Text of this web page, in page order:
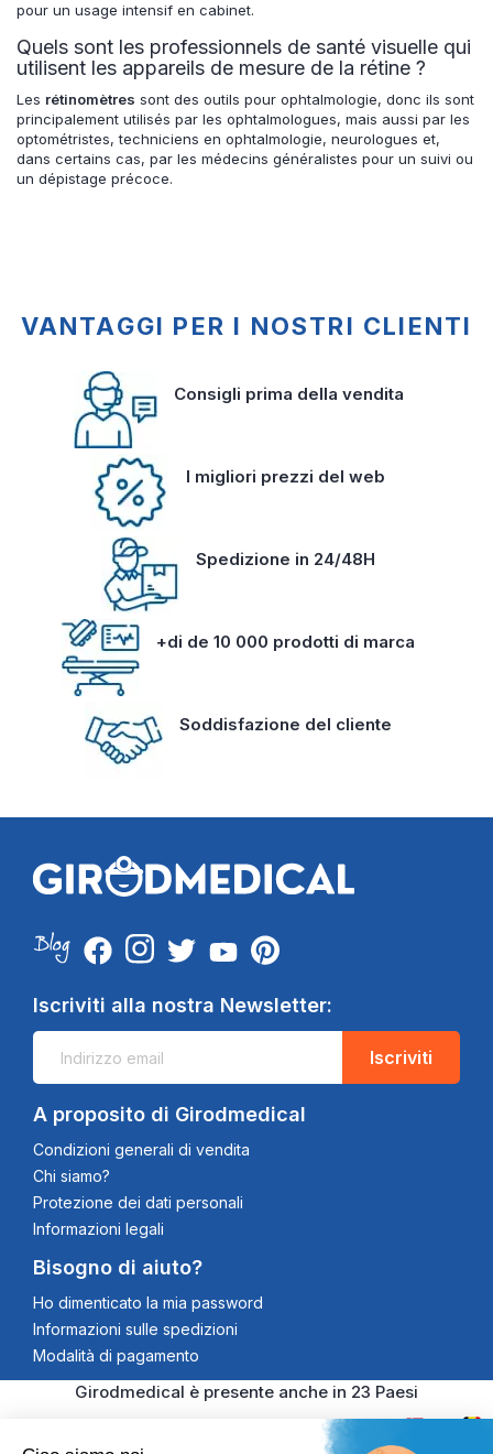
pour un usage intensif en cabinet.
Quels sont les professionnels de santé visuelle qui
utilisent les appareils de mesure de la rétine ?
Les rétinomètres sont des outils pour ophtalmologie, donc ils sont
principalement utilisés par les ophtalmologues, mais aussi par les
optométristes, techniciens en ophtalmologie, neurologues et,
dans certains cas, par les médecins généralistes pour un suivi ou
un dépistage précoce.
VANTAGGI PER I NOSTRI CLIENTI
Consigli prima della vendita
I migliori prezzi del web
Spedizione in 24/48H
+di de 10 000 prodotti di marca
Soddisfazione del cliente
Iscriviti alla nostra Newsletter:
Iscriviti
A proposito di Girodmedical
Condizioni generali di vendita
Chi siamo?
Protezione dei dati personali
Informazioni legali
Bisogno di aiuto?
Ho dimenticato la mia password
Informazioni sulle spedizioni
Modalità di pagamento
Girodmedical è presente anche in 23 Paesi